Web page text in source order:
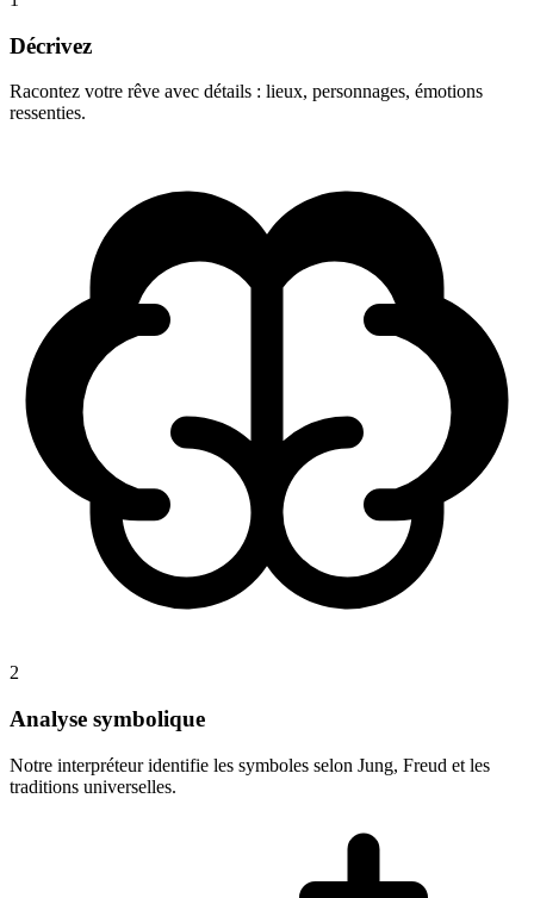
Décrivez
Racontez votre rêve avec détails : lieux, personnages, émotions
ressenties.
2
Analyse symbolique
Notre interpréteur identifie les symboles selon Jung, Freud et les
traditions universelles.